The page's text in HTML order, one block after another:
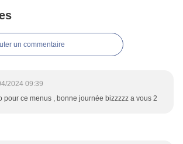
un commentaire
2024 09:39
pour ce menus , bonne journée bizzzzz a vous 2